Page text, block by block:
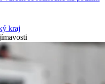
kraj